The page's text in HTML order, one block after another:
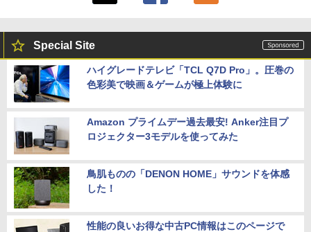
Special Site
ハイグレードテレビ「TCL Q7D Pro」。圧巻の
色彩美で映画＆ゲームが極上体験に
Amazon プライムデー過去最安! Anker注目プ
ロジェクター3モデルを使ってみた
鳥肌ものの「DENON HOME」サウンドを体感
した！
性能の良いお得な中古PC情報はこのページで